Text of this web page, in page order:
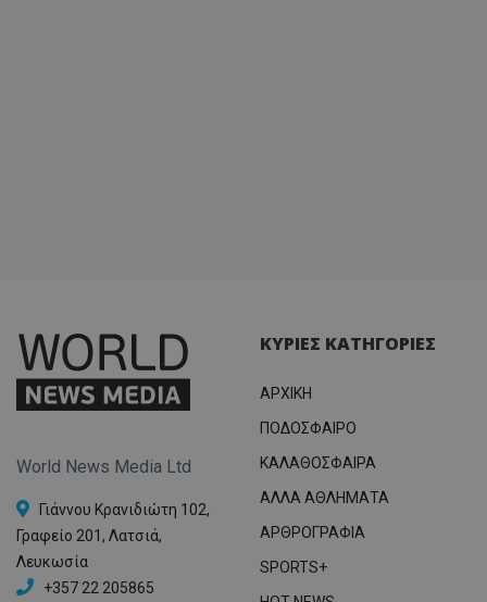
World News Media Ltd
Γιάννου Κρανιδιώτη 102,
Γραφείο 201, Λατσιά,
Λευκωσία
+357 22 205865
ΚΥΡΙΕΣ ΚΑΤΗΓΟΡΙΕΣ
ΑΡΧΙΚΗ
ΠΟΔΟΣΦΑΙΡΟ
ΚΑΛΑΘΟΣΦΑΙΡΑ
ΑΛΛΑ ΑΘΛΗΜΑΤΑ
ΑΡΘΡΟΓΡΑΦΙΑ
SPORTS+